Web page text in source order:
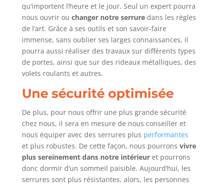
qu’importent l’heure et le jour. Seul un expert pourra
nous ouvrir ou changer notre serruredans les règles
de l’art. Grâce à ses outils et son savoir-faire
immense, sans oublier ses larges connaissances, il
pourra aussi réaliser des travaux sur différents types
de portes, ainsi que sur des rideaux métalliques, des
volets roulants et autres.
Une sécurité optimisée
De plus, pour nous offrir une plus grande sécurité
chez nous, il sera en mesure de nous conseiller et
nous équiper avec des serrures plus performantes
et plus robustes. De cette façon, nous pourrons vivre
plus sereinement dans notre intérieuret pourrons
donc dormir d’un sommeil paisible. Aujourd’hui, les
serrures sont plus résistantes, alors, les personnes